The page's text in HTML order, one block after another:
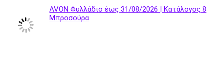
AVON Φυλλάδιο έως 31/08/2026 | Κατάλογος 8
Μπροσούρα